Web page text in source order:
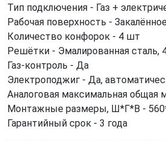
Тип подключения - Газ +
Рабочая поверхность -
Количество конфорок - 4 шт
Решётки - Эмалированная сталь,
Газ-контроль - Да
Электроподжиг - Да,
Аналоговая максимальная общая
Монтажные размеры, Ш*Г*В -
Гарантийный срок - 3 года